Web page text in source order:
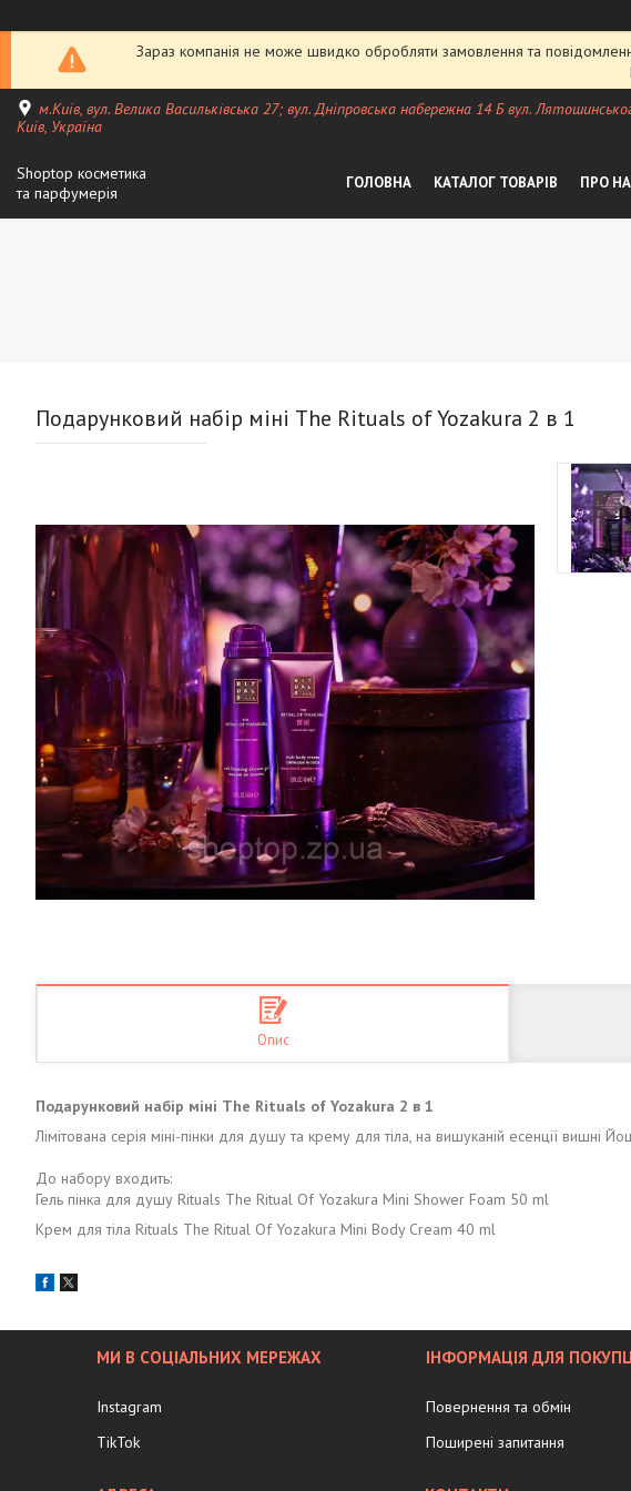
Зараз компанія не може швидко обробляти замовлення та
м.Київ, вул. Велика Васильківська 27; вул. Дніпровська набережна 14 Б вул.
Київ, Україна
Shoptop косметика
та парфумерія
ГОЛОВНА КАТАЛОГ ТОВАРІВ ПРО
Подарунковий набір міні The Rituals of Yozakura 2 в 1
Опис
Подарунковий набір міні The Rituals of Yozakura 2 в 1
Лімітована серія міні-пінки для душу та крему для тіла, на вишуканій есенції вишні
До набору входить:
Гель пінка для душу Rituals The Ritual Of Yozakura Mini Shower Foam 50 ml
Крем для тіла Rituals The Ritual Of Yozakura Mini Body Cream 40 ml
МИ В СОЦІАЛЬНИХ МЕРЕЖАХ
Instagram
TikTok
ІНФОРМАЦІЯ ДЛЯ
Повернення та обмін
Поширені запитання